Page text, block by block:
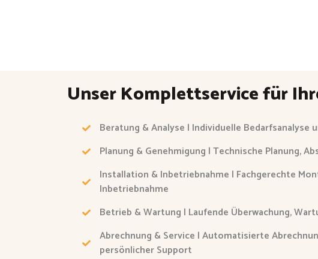
Unser Komplettservice für
Beratung & Analyse | Individuelle
Planung & Genehmigung | Technische Planung,
Installation & Inbetriebnahme | Fachgerechte
Inbetriebnahme
Betrieb & Wartung | Laufende Überwachung,
Abrechnung & Service | Automatisierte
persönlicher Support